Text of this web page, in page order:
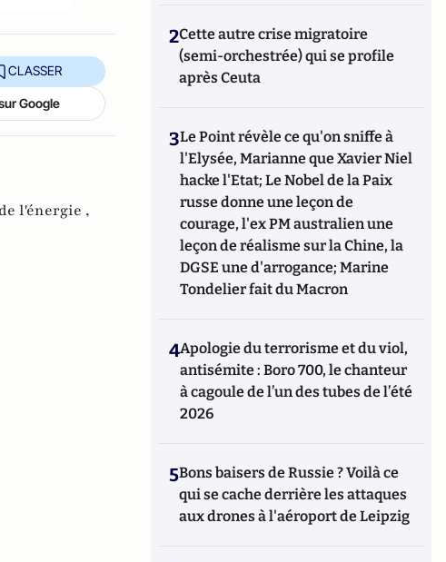
CLASSER
Google
l'énergie ,
2Cette autre crise migratoire
(semi-orchestrée) qui se profile
après Ceuta
3Le Point révèle ce qu'on sniffe à
l'Elysée, Marianne que Xavier Niel
hacke l'Etat; Le Nobel de la Paix
russe donne une leçon de
courage, l'ex PM australien une
leçon de réalisme sur la Chine, la
DGSE une d'arrogance; Marine
Tondelier fait du Macron
4Apologie du terrorisme et du viol,
antisémite : Boro 700, le chanteur
à cagoule de l’un des tubes de l’été
2026
5Bons baisers de Russie ? Voilà ce
qui se cache derrière les attaques
aux drones à l'aéroport de Leipzig